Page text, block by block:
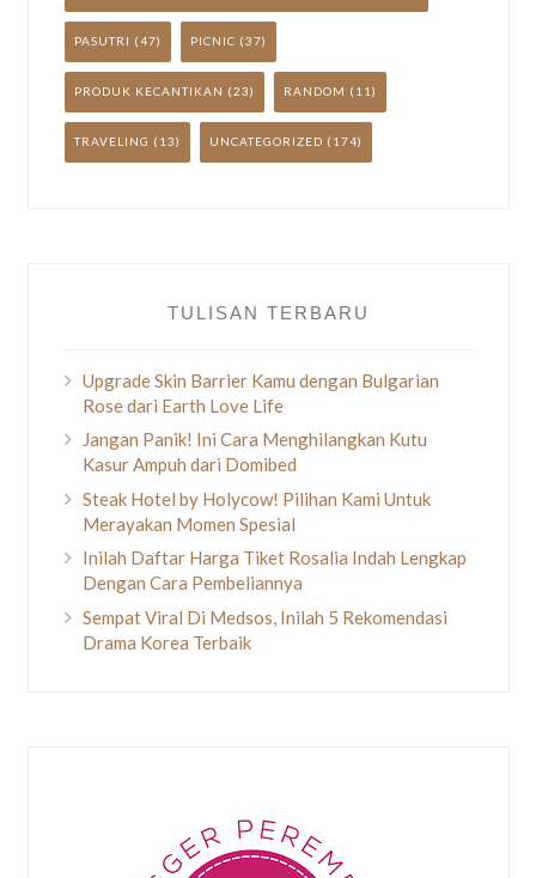
PASUTRI (47) PICNIC (37)
PRODUK KECANTIKAN (23) RANDOM (11)
TRAVELING (13) UNCATEGORIZED (174)
TULISAN TERBARU
Upgrade Skin Barrier Kamu dengan Bulgarian
Rose dari Earth Love Life
Jangan Panik! Ini Cara Menghilangkan Kutu
Kasur Ampuh dari Domibed
Steak Hotel by Holycow! Pilihan Kami Untuk
Merayakan Momen Spesial
Inilah Daftar Harga Tiket Rosalia Indah Lengkap
Dengan Cara Pembeliannya
Sempat Viral Di Medsos, Inilah 5 Rekomendasi
Drama Korea Terbaik